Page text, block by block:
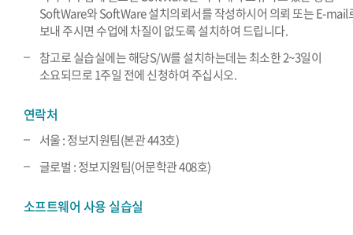
SoftWare와 SoftWare 설치의뢰서를 작성하시어 의뢰 또는 E-mail
보내 주시면 수업에 차질이 없도록 설치하여 드립니다.
참고로 실습실에는 해당S/W를 설치하는데는 최소한 2~3일이
소요되므로 1주일 전에 신청하여 주십시오.
연락처
서울 : 정보지원팀(본관 443호)
글로벌 : 정보지원팀(어문학관 408호)
소프트웨어 사용 실습실